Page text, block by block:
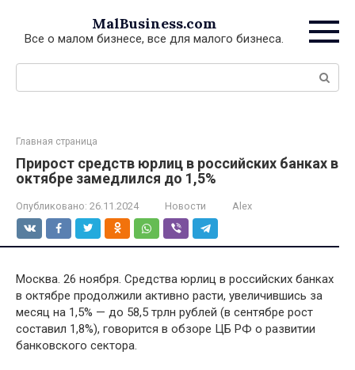
контенту
MalBusiness.com
Все о малом бизнесе, все для малого бизнеса.
Поиск:
Главная страница
Прирост средств юрлиц в российских банках в
октябре замедлился до 1,5%
Опубликовано: 26.11.2024 Новости Alex
Москва. 26 ноября. Средства юрлиц в российских банках
в октябре продолжили активно расти, увеличившись за
месяц на 1,5% — до 58,5 трлн рублей (в сентябре рост
составил 1,8%), говорится в обзоре ЦБ РФ о развитии
банковского сектора.